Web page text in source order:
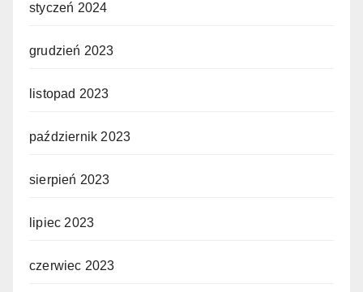
styczeń 2024
grudzień 2023
listopad 2023
październik 2023
sierpień 2023
lipiec 2023
czerwiec 2023